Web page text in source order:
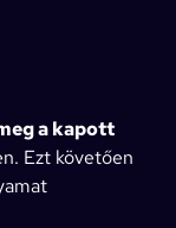
a kapott
Ezt követően